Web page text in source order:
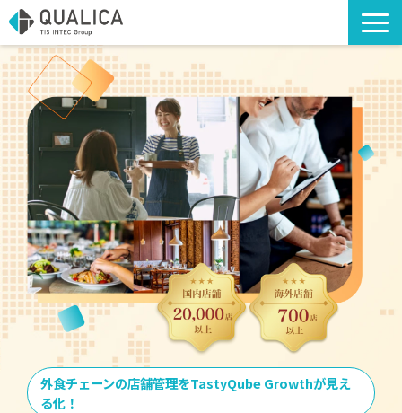
TOP
ソリューション・サービス
導入事例
アライアンスソリューション
コラム
海外への出店支援
お知らせ
お役立ち資料
外食チェーンの店舗管理をTastyQube Growthが見え
る化！